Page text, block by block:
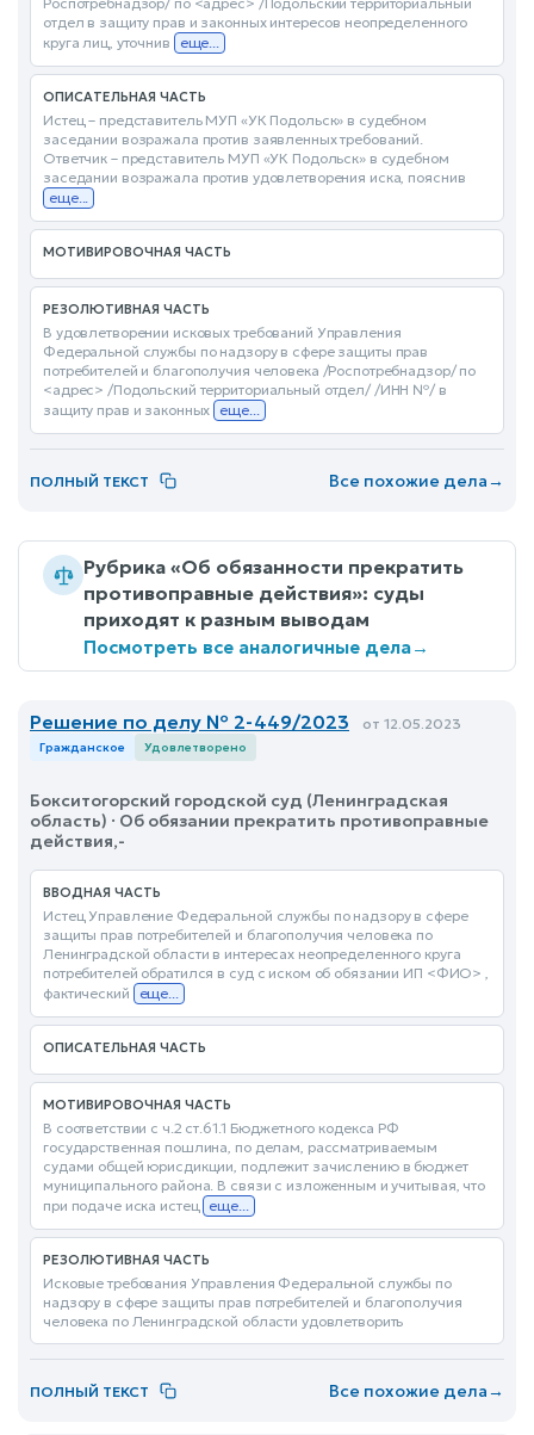
отдел в защиту прав и законных интересов неопределенного
круга лиц, уточнив
еще...
ОПИСАТЕЛЬНАЯ ЧАСТЬ
Истец – представитель МУП «УК Подольск» в судебном
заседании возражала против заявленных требований.
Ответчик – представитель МУП «УК Подольск» в судебном
заседании возражала против удовлетворения иска, пояснив
еще...
МОТИВИРОВОЧНАЯ ЧАСТЬ
РЕЗОЛЮТИВНАЯ ЧАСТЬ
В удовлетворении исковых требований Управления
Федеральной службы по надзору в сфере защиты прав
потребителей и благополучия человека /Роспотребнадзор/ по
<адрес> /Подольский территориальный отдел/ /ИНН №/ в
защиту прав и законных еще...
ПОЛНЫЙ ТЕКСТ Все похожие дела→
Рубрика «Об обязанности прекратить
противоправные действия»: суды
приходят к разным выводам
Посмотреть все аналогичные дела→
Решение по делу № 2-449/2023 от 12.05.2023
Гражданское Удовлетворено
Бокситогорский городской суд (Ленинградская
область) · Об обязании прекратить противоправные
действия,-
ВВОДНАЯ ЧАСТЬ
Истец Управление Федеральной службы по надзору в сфере
защиты прав потребителей и благополучия человека по
Ленинградской области в интересах неопределенного круга
потребителей обратился в суд с иском об обязании ИП <ФИО> ,
фактический
еще...
ОПИСАТЕЛЬНАЯ ЧАСТЬ
МОТИВИРОВОЧНАЯ ЧАСТЬ
В соответствии с ч.2 ст.61.1 Бюджетного кодекса РФ
государственная пошлина, по делам, рассматриваемым
судами общей юрисдикции, подлежит зачислению в бюджет
муниципального района. В связи с изложенным и учитывая, что
при подаче иска истец еще...
РЕЗОЛЮТИВНАЯ ЧАСТЬ
Исковые требования Управления Федеральной службы по
надзору в сфере защиты прав потребителей и благополучия
человека по Ленинградской области удовлетворить
ПОЛНЫЙ ТЕКСТ Все похожие дела→